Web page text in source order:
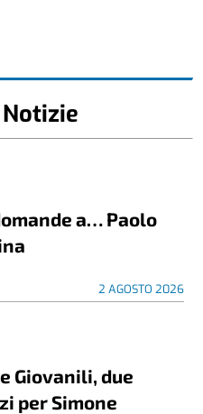
a… Paolo
2 AGOSTO 2026
Giovanili, due
per Simone